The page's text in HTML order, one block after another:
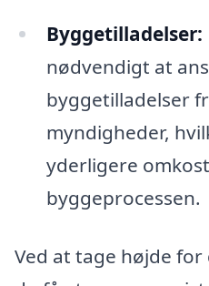
Byggetilladelser:
nødvendigt at
byggetilladelser
myndigheder,
yderligere
byggeprocessen.
Ved at tage højde